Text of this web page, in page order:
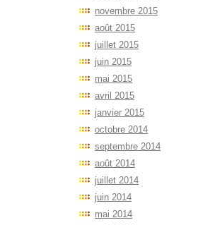
novembre 2015
août 2015
juillet 2015
juin 2015
mai 2015
avril 2015
janvier 2015
octobre 2014
septembre 2014
août 2014
juillet 2014
juin 2014
mai 2014